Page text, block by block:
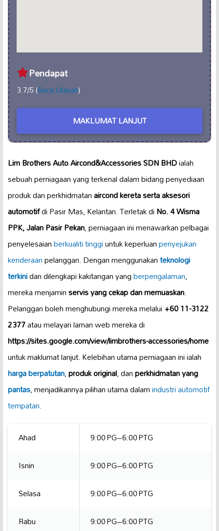
Pendapat
3.7/5 (Baca Ulasan)
MAKLUMAT LANJUT
Lim Brothers Auto Aircond&Accessories SDN BHDialah
sebuah perniagaan yang terkenal dalam bidang penyediaan
produk dan perkhidmatanaircond kereta serta aksesori
automotifdi Pasir Mas, Kelantan. Terletak diNo. 4 Wisma
PPK, Jalan Pasir Pekan, perniagaan ini menawarkan pelbagai
penyelesaianberkualiti tinggiuntuk keperluanpenyejukan
kenderaanpelanggan. Dengan menggunakanteknologi
terkinidan dilengkapi kakitangan yangberpengalaman,
mereka menjaminservis yang cekap dan memuaskan.
Pelanggan boleh menghubungi mereka melalui+60 11-3122
2377atau melayari laman web mereka di
https://sites.google.com/view/limbrothers-accessories/home
untuk maklumat lanjut. Kelebihan utama perniagaan ini ialah
harga berpatutan,produk original, danperkhidmatan yang
pantas, menjadikannya pilihan utama dalamindustri automotif
tempatan.
Ahad
9:00 PG–6:00 PTG
Isnin
9:00 PG–6:00 PTG
Selasa
9:00 PG–6:00 PTG
Rabu
9:00 PG–6:00 PTG